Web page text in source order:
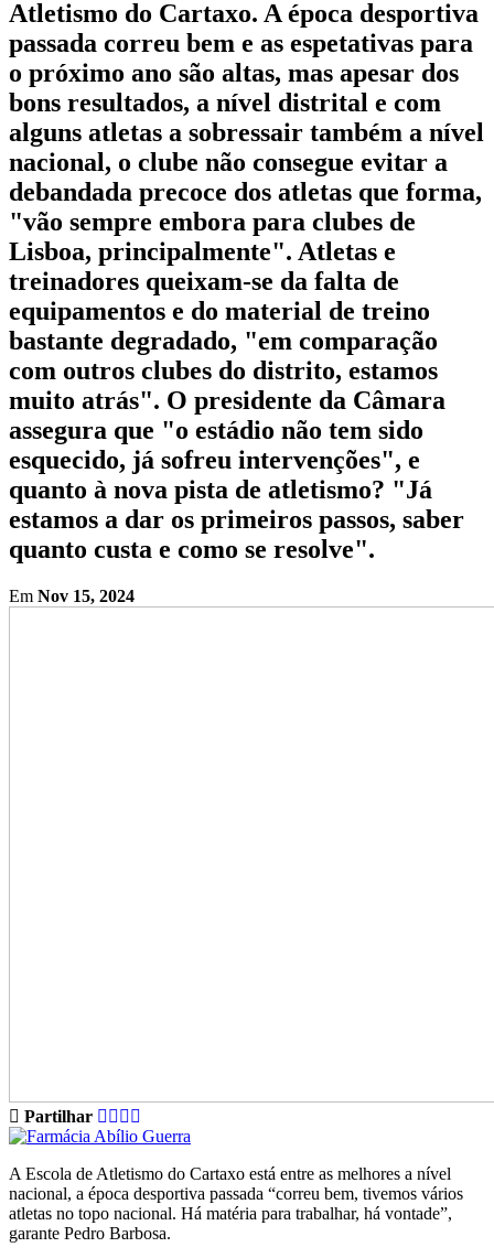
Atletismo do Cartaxo. A época desportiva
passada correu bem e as espetativas para
o próximo ano são altas, mas apesar dos
bons resultados, a nível distrital e com
alguns atletas a sobressair também a nível
nacional, o clube não consegue evitar a
debandada precoce dos atletas que forma,
"vão sempre embora para clubes de
Lisboa, principalmente". Atletas e
treinadores queixam-se da falta de
equipamentos e do material de treino
bastante degradado, "em comparação
com outros clubes do distrito, estamos
muito atrás". O presidente da Câmara
assegura que "o estádio não tem sido
esquecido, já sofreu intervenções", e
quanto à nova pista de atletismo? "Já
estamos a dar os primeiros passos, saber
quanto custa e como se resolve".
Em Nov 15, 2024
Partilhar
A Escola de Atletismo do Cartaxo está entre as melhores a nível
nacional, a época desportiva passada “correu bem, tivemos vários
atletas no topo nacional. Há matéria para trabalhar, há vontade”,
garante Pedro Barbosa.